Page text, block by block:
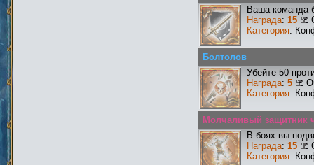
Ваша команда
Награда: 15
Категория:
Болтолов
Убейте 50
Награда: 5
Категория:
Молчаливый защитник
В боях вы
Награда: 15
Категория: